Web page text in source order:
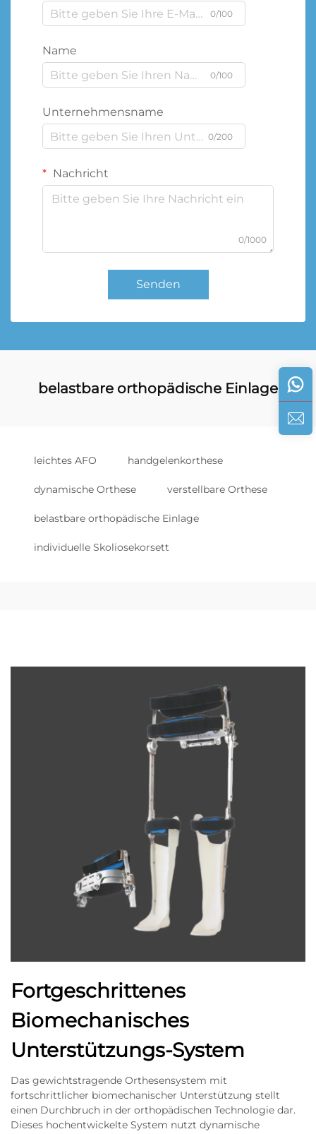
0/100
Name
0/100
Unternehmensname
0/200
Nachricht
0/1000
Senden
belastbare orthopädische Einlage
leichtes AFO handgelenkorthese
dynamische Orthese verstellbare Orthese
belastbare orthopädische Einlage
individuelle Skoliosekorsett
Fortgeschrittenes
Biomechanisches
Unterstützungs-System
Das gewichtstragende Orthesensystem mit
fortschrittlicher biomechanischer Unterstützung stellt
einen Durchbruch in der orthopädischen Technologie dar.
Dieses hochentwickelte System nutzt dynamische